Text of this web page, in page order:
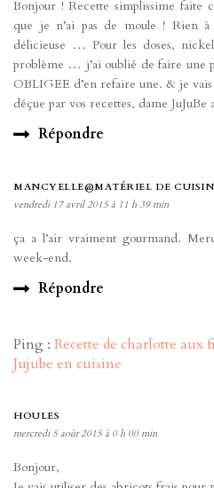
Bonjour ! Recette simplissime faite
que je n’ai pas de moule ! Rien
délicieuse … Pour les doses,
problème … j’ai oublié de faire une
OBLIGEE d’en refaire une. & je vais
déçue par vos recettes, dame
Répondre
MANCYELLE@MATÉRIEL DE
vendredi 17 avril 2015 à 11 h 39 min
ça a l’air vraiment gourmand.
week-end.
Répondre
Ping : Recette de charlotte aux
Jujube en cuisine
HOULES
mercredi 5 août 2015 à 0 h 00 min
Bonjour,